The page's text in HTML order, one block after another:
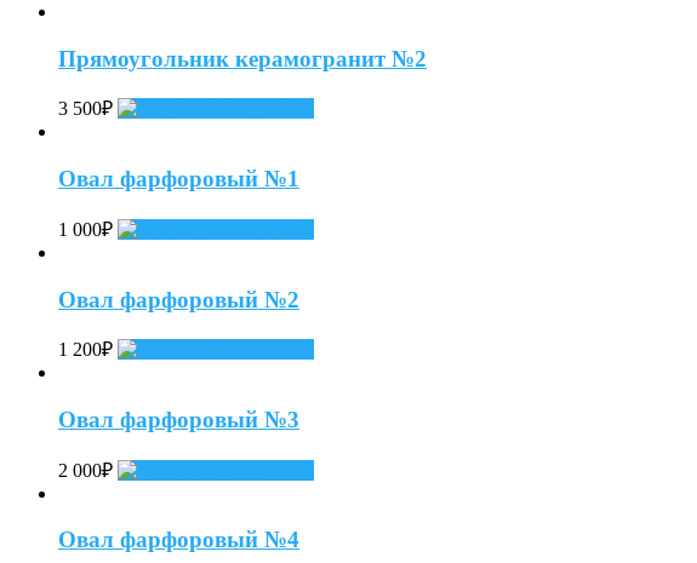
Прямоугольник керамогранит №2
3 500₽
Овал фарфоровый №1
1 000₽
Овал фарфоровый №2
1 200₽
Овал фарфоровый №3
2 000₽
Овал фарфоровый №4